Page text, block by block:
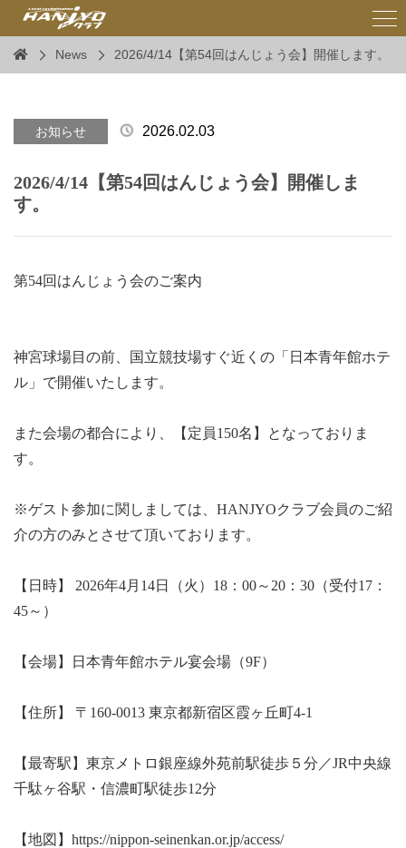
News 2026/4/14【第54回はんじょう会】開催します。
お知らせ 2026.02.03
2026/4/14【第54回はんじょう会】開催しま
す。
第54回はんじょう会のご案内
神宮球場目の前、国立競技場すぐ近くの「日本青年館ホテ
ル」で開催いたします。
また会場の都合により、【定員150名】となっておりま
す。
※ゲスト参加に関しましては、HANJYOクラブ会員のご紹
介の方のみとさせて頂いております。
【日時】 2026年4月14日（火）18：00～20：30（受付17：
45～）
【会場】日本青年館ホテル宴会場（9F）
【住所】 〒160-0013 東京都新宿区霞ヶ丘町4-1
【最寄駅】東京メトロ銀座線外苑前駅徒歩５分／JR中央線
千駄ヶ谷駅・信濃町駅徒歩12分
【地図】 https://nippon-seinenkan.or.jp/access/